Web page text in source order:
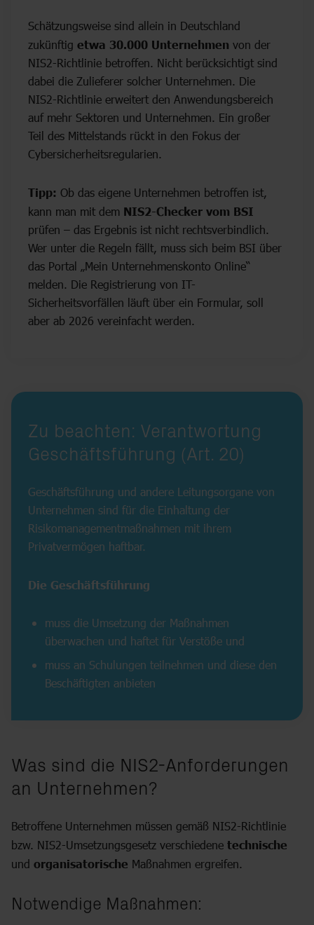
Schätzungsweise sind allein in Deutschland
zukünftig etwa 30.000 Unternehmen von der
NIS2-Richtlinie betroffen. Nicht berücksichtigt sind
dabei die Zulieferer solcher Unternehmen. Die
NIS2-Richtlinie erweitert den Anwendungsbereich
auf mehr Sektoren und Unternehmen. Ein großer
Teil des Mittelstands rückt in den Fokus der
Cybersicherheitsregularien.
Tipp: Ob das eigene Unternehmen betroffen ist,
kann man mit dem NIS2-Checker vom BSI
prüfen – das Ergebnis ist nicht rechtsverbindlich.
Wer unter die Regeln fällt, muss sich beim BSI über
das Portal „Mein Unternehmenskonto Online“
melden. Die Registrierung von IT-
Sicherheitsvorfällen läuft über ein Formular, soll
aber ab 2026 vereinfacht werden.
Zu beachten: Verantwortung
Geschäftsführung (Art. 20)
Geschäftsführung und andere Leitungsorgane von
Unternehmen sind für die Einhaltung der
Risikomanagementmaßnahmen mit ihrem
Privatvermögen haftbar.
Die Geschäftsführung
muss die Umsetzung der Maßnahmen
überwachen und haftet für Verstöße und
muss an Schulungen teilnehmen und diese den
Beschäftigten anbieten
Was sind die NIS2-Anforderungen
an Unternehmen?
Betroffene Unternehmen müssen gemäß NIS2-Richtlinie
bzw. NIS2-Umsetzungsgesetz verschiedene technische
und organisatorische Maßnahmen ergreifen.
Notwendige Maßnahmen: